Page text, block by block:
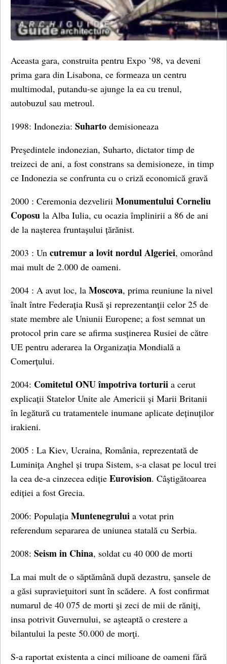
Aceasta gara, construita pentru Expo ’98, va deveni
prima gara din Lisabona, ce formeaza un centru
multimodal, putandu-se ajunge la ea cu trenul,
autobuzul sau metroul.
1998: Indonezia: Suharto demisioneaza
Preşedintele indonezian, Suharto, dictator timp de
treizeci de ani, a fost constrans sa demisioneze, in timp
ce Indonezia se confrunta cu o criză economică gravă
2000 : Ceremonia dezvelirii Monumentului Corneliu
Coposu la Alba Iulia, cu ocazia împlinirii a 86 de ani
de la nașterea fruntașului țărănist.
2003 : Un cutremur a lovit nordul Algeriei, omorând
mai mult de 2.000 de oameni.
2004 : A avut loc, la Moscova, prima reuniune la nivel
înalt între Federația Rusă și reprezentanții celor 25 de
state membre ale Uniunii Europene; a fost semnat un
protocol prin care se afirma susținerea Rusiei de către
UE pentru aderarea la Organizația Mondială a
Comerțului.
2004: Comitetul ONU împotriva torturii a cerut
explicații Statelor Unite ale Americii și Marii Britanii
în legătură cu tratamentele inumane aplicate deținuților
irakieni.
2005 : La Kiev, Ucraina, România, reprezentată de
Luminița Anghel și trupa Sistem, s-a clasat pe locul trei
la cea de-a cinzecea ediție Eurovision. Câștigătoarea
ediției a fost Grecia.
2006: Populația Muntenegrului a votat prin
referendum separarea de uniunea statală cu Serbia.
2008: Seism in China, soldat cu 40 000 de morti
La mai mult de o săptămână după dezastru, şansele de
a găsi supravieţuitori sunt în scădere. A fost confirmat
numarul de 40 075 de morti şi zeci de mii de răniţi,
insa potrivit Guvernului, se aşteaptă o crestere a
bilantului la peste 50.000 de morţi.
S-a raportat existenta a cinci milioane de oameni fără